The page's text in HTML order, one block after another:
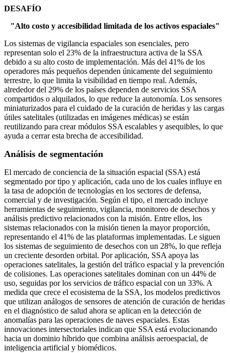
DESAFÍO
"Alto costo y accesibilidad limitada de los activos espaciales"
Los sistemas de vigilancia espaciales son esenciales, pero
representan solo el 23% de la infraestructura activa de la SSA
debido a su alto costo de implementación. Más del 41% de los
operadores más pequeños dependen únicamente del seguimiento
terrestre, lo que limita la visibilidad en tiempo real. Además,
alrededor del 29% de los países dependen de servicios SSA
compartidos o alquilados, lo que reduce la autonomía. Los sensores
miniaturizados para el cuidado de la curación de heridas y las cargas
útiles satelitales (utilizadas en imágenes médicas) se están
reutilizando para crear módulos SSA escalables y asequibles, lo que
ayuda a cerrar esta brecha de accesibilidad.
Análisis de segmentación
El mercado de conciencia de la situación espacial (SSA) está
segmentado por tipo y aplicación, cada uno de los cuales influye en
la tasa de adopción de tecnologías en los sectores de defensa,
comercial y de investigación. Según el tipo, el mercado incluye
herramientas de seguimiento, vigilancia, monitoreo de desechos y
análisis predictivo relacionados con la misión. Entre ellos, los
sistemas relacionados con la misión tienen la mayor proporción,
representando el 41% de las plataformas implementadas. Le siguen
los sistemas de seguimiento de desechos con un 28%, lo que refleja
un creciente desorden orbital. Por aplicación, SSA apoya las
operaciones satelitales, la gestión del tráfico espacial y la prevención
de colisiones. Las operaciones satelitales dominan con un 44% de
uso, seguidas por los servicios de tráfico espacial con un 33%. A
medida que crece el ecosistema de la SSA, los modelos predictivos
que utilizan análogos de sensores de atención de curación de heridas
en el diagnóstico de salud ahora se aplican en la detección de
anomalías para las operaciones de naves espaciales. Estas
innovaciones intersectoriales indican que SSA está evolucionando
hacia un dominio híbrido que combina análisis aeroespacial, de
inteligencia artificial y biomédicos.